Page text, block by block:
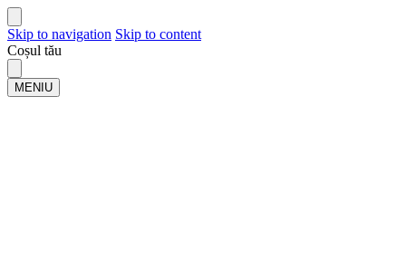
Skip to navigation Skip to content
Coșul tău
MENIU